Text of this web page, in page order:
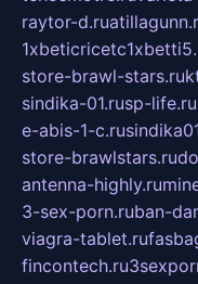
raytor-d.ru
store-brawl-stars.ru
sindika-01.rusp-life.ru
e-abis-1-c.ru
store-brawlstars.ru
antenna-highly.ru
3-sex-porn.ruban-
viagra-tablet.ru
fincontech.ru